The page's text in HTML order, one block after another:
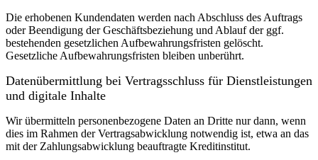
Die erhobenen Kundendaten werden nach Abschluss des Auftrags
oder Beendigung der Geschäftsbeziehung und Ablauf der ggf.
bestehenden gesetzlichen Aufbewahrungsfristen gelöscht.
Gesetzliche Aufbewahrungsfristen bleiben unberührt.
Daten­übermittlung bei Vertragsschluss für Dienstleistungen
und digitale Inhalte
Wir übermitteln personenbezogene Daten an Dritte nur dann, wenn
dies im Rahmen der Vertragsabwicklung notwendig ist, etwa an das
mit der Zahlungsabwicklung beauftragte Kreditinstitut.